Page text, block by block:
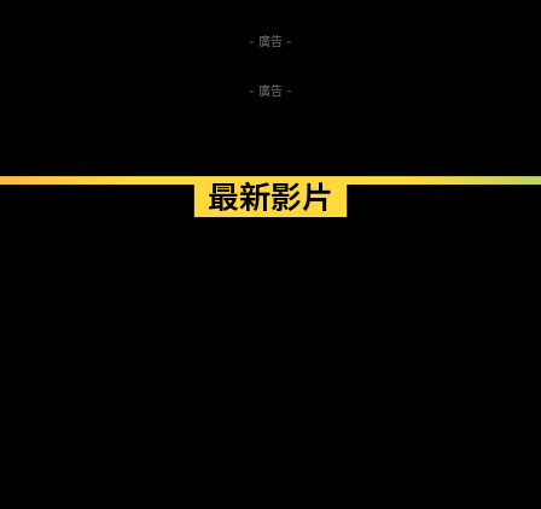
- 廣告 -
- 廣告 -
最新影片